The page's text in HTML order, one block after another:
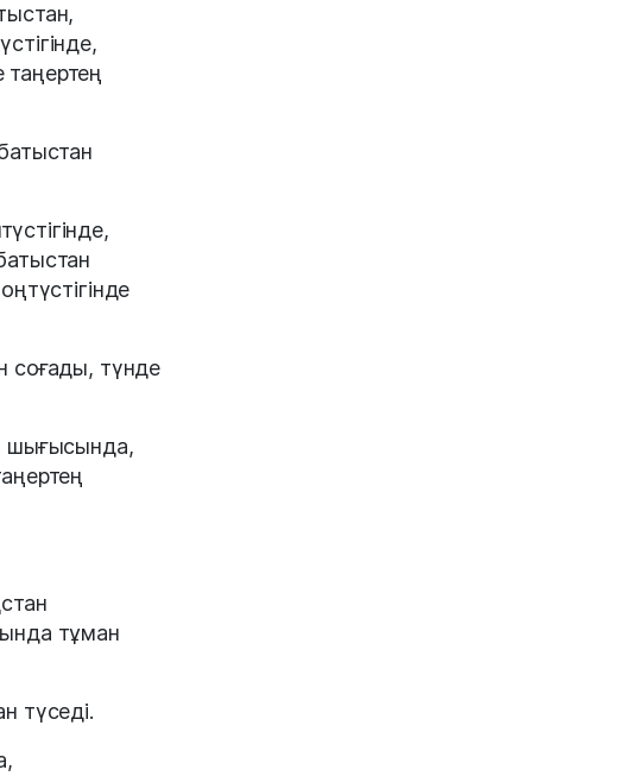
соғады, түнде
шығысында,
тұман
түседі.